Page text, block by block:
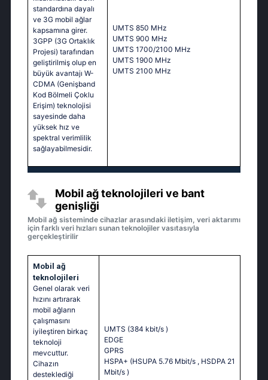
standardına dayalı
ve 3G mobil ağlar
kapsamına girer.
3GPP (3G Ortaklık
Projesi) tarafından
geliştirilmiş olup en
büyük avantajı W-
CDMA (Genişband
Kod Bölmeli Çoklu
Erişim) teknolojisi
sayesinde daha
yüksek hız ve
spektral verimlilik
sağlayabilmesidir.
UMTS 850 MHz
UMTS 900 MHz
UMTS 1700/2100 MHz
UMTS 1900 MHz
UMTS 2100 MHz
Mobil ağ teknolojileri ve bant
genişliği
Mobil ağ sisteminde cihazlar arasındaki iletişim, veri aktarımı
için farklı veri hızları sunan teknolojiler vasıtasıyla
gerçekleştirilir
Mobil ağ
teknolojileri
Genel olarak veri
hızını artırarak
mobil ağların
çalışmasını
iyileştiren birkaç
teknoloji
mevcuttur.
Cihazın
desteklediği
UMTS (384 kbit/s )
EDGE
GPRS
HSPA+ (HSUPA 5.76 Mbit/s , HSDPA 21
Mbit/s )